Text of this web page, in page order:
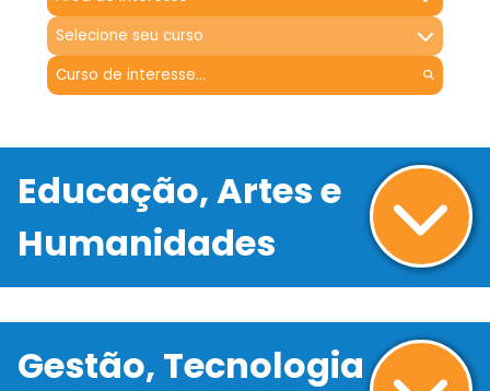
Selecione seu curso
Educação, Artes e
Humanidades
Gestão, Tecnologia